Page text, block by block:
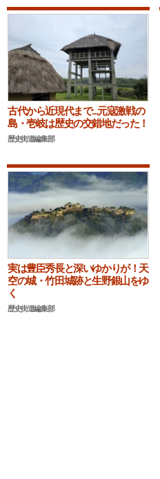
古代から近現代まで...元寇激戦の
島・壱岐は歴史の交錯地だった！
歴史街道編集部
実は豊臣秀長と深いゆかりが！天
空の城・竹田城跡と生野銀山をゆ
く
歴史街道編集部